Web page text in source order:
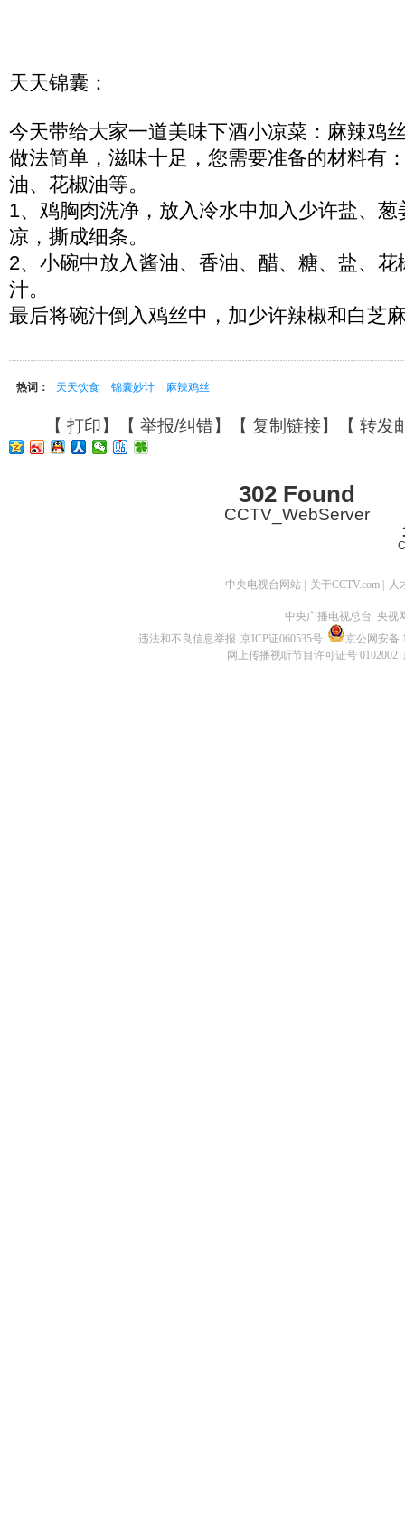
天天锦囊：
今天带给大家一道美味下酒小凉菜：麻辣鸡
做法简单，滋味十足，您需要准备的材料有
油、花椒油等。
1、鸡胸肉洗净，放入冷水中加入少许盐、
凉，撕成细条。
2、小碗中放入酱油、香油、醋、糖、盐、
汁。
最后将碗汁倒入鸡丝中，加少许辣椒和白芝
热词： 天天饮食 锦囊妙计 麻辣鸡丝
【 打印】【 举报/纠错】【 复制链接】【 转发
302 Found
CCTV_WebServer
中央电视台网站 关于CCTV.com 人
中央广播电视总台 央视
违法和不良信息举报 京ICP证060535号
京公网安备
网上传播视听节目许可证号 0102002